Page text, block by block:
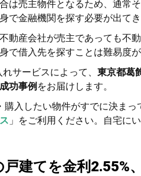
は売主物件となるため、通常
で金融機関を探す必要が出てき
動産会社が売主であっても不
で借入先を探すことは難易度が
サービスによって、 東京都葛
功事例 をお届けします。
購入したい物件がすでに決ま
」をご利用ください。自宅に
建てを金利2.55%